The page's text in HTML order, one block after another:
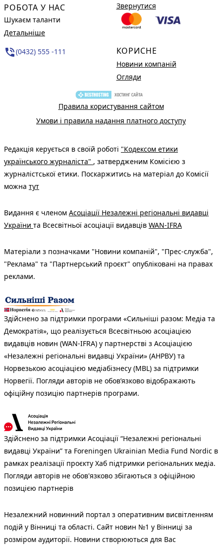
РОБОТА У НАС
Шукаєм таланти
Детальніше
phone_in_talk(0432) 555 -111
Звернутися
КОРИСНЕ
Новини компаній
Огляди
Правила користування сайтом
Умови і правила надання платного доступу
Редакція керується в своїй роботі "Кодексом етики
українського журналіста" , затвердженим Комісією з
журналістської етики. Поскаржитись на матеріал до Комісії
можна тут
Видання є членом Асоціації Незалежні регіональні видавці
України та Всесвітньої асоціації видавців WAN-IFRA
Матеріали з позначками "Новини компаній", "Прес-служба",
"Реклама" та "Партнерський проєкт" опубліковані на правах
реклами.
Здійснено за підтримки програми «Сильніші разом: Медіа та
Демократія», що реалізується Всесвітньою асоціацією
видавців новин (WAN-IFRA) у партнерстві з Асоціацією
«Незалежні регіональні видавці України» (АНРВУ) та
Норвезькою асоціацією медіабізнесу (MBL) за підтримки
Норвегії. Погляди авторів не обов’язково відображають
офіційну позицію партнерів програми.
Здійснено за підтримки Асоціації “Незалежні регіональні
видавці України” та Foreningen Ukrainian Media Fund Nordic в
рамках реалізації проєкту Хаб підтримки регіональних медіа.
Погляди авторів не обов'язково збігаються з офіційною
позицією партнерів
Незалежний новинний портал з оперативним висвітленням
подій у Вінниці та області. Сайт новин №1 у Вінниці за
розміром аудиторії. Новини створюються для Вас